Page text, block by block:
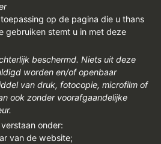
PUBLICATIES
FACEBOOK
LINKS
op de pagina die u thans
gebruiken stemt u in met deze
beschermd. Niets uit deze
worden en/of openbaar
van druk, fotocopie, microfilm of
ook zonder voorafgaandelijke
onder:
van de website;